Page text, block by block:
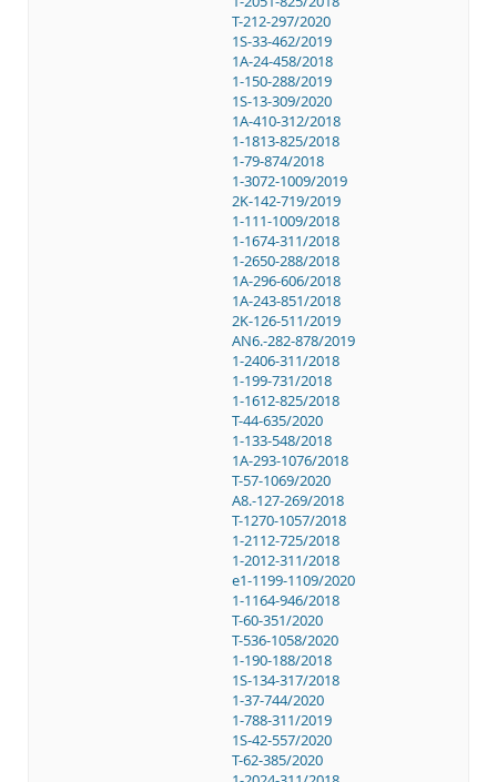
T-212-297/2020
1S-33-462/2019
1A-24-458/2018
1-150-288/2019
1S-13-309/2020
1A-410-312/2018
1-1813-825/2018
1-79-874/2018
1-3072-1009/2019
2K-142-719/2019
1-111-1009/2018
1-1674-311/2018
1-2650-288/2018
1A-296-606/2018
1A-243-851/2018
2K-126-511/2019
AN6.-282-878/2019
1-2406-311/2018
1-199-731/2018
1-1612-825/2018
T-44-635/2020
1-133-548/2018
1A-293-1076/2018
T-57-1069/2020
A8.-127-269/2018
T-1270-1057/2018
1-2112-725/2018
1-2012-311/2018
e1-1199-1109/2020
1-1164-946/2018
T-60-351/2020
T-536-1058/2020
1-190-188/2018
1S-134-317/2018
1-37-744/2020
1-788-311/2019
1S-42-557/2020
T-62-385/2020